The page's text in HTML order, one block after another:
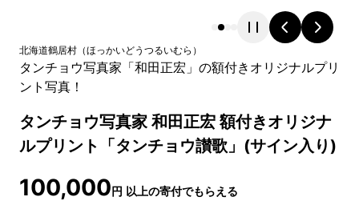
北海道鶴居村 （ほっかいどう つるいむら ）
タンチョウ写真家「和田正宏」の額付きオリジナルプリ
ント写真！
タンチョウ写真家 和田正宏 額付きオリジナ
ルプリント「タンチョウ讃歌」(サイン入り)
100,000円 以上の寄付でもらえる